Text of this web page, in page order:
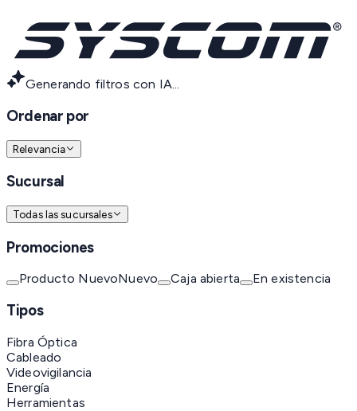
Generando filtros con IA...
Ordenar por
Relevancia
Sucursal
Todas las sucursales
Promociones
Producto NuevoNuevo Caja abierta En existencia
Tipos
Fibra Óptica
Cableado
Videovigilancia
Energía
Herramientas